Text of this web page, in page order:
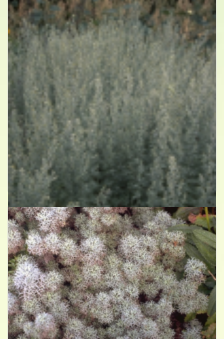
Absintalsem
Artemisia absinthium